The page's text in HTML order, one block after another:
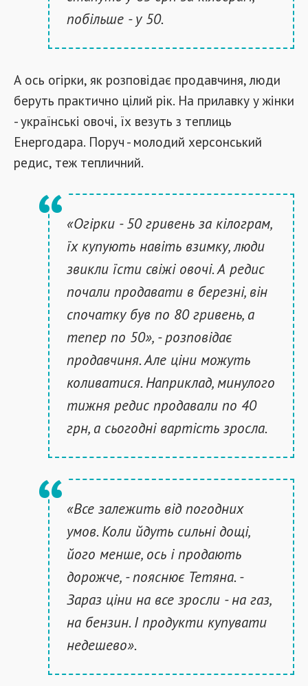
побільше - у 50.
А ось огірки, як розповідає продавчиня, люди
беруть практично цілий рік. На прилавку у жінки
- українські овочі, їх везуть з теплиць
Енергодара. Поруч - молодий херсонський
редис, теж тепличний.
«Огірки - 50 гривень за кілограм,
їх купують навіть взимку, люди
звикли їсти свіжі овочі. А редис
почали продавати в березні, він
спочатку був по 80 гривень, а
тепер по 50», - розповідає
продавчиня. Але ціни можуть
коливатися. Наприклад, минулого
тижня редис продавали по 40
грн, а сьогодні вартість зросла.
«Все залежить від погодних
умов. Коли йдуть сильні дощі,
його менше, ось і продають
дорожче, - пояснює Тетяна. -
Зараз ціни на все зросли - на газ,
на бензин. І продукти купувати
недешево».